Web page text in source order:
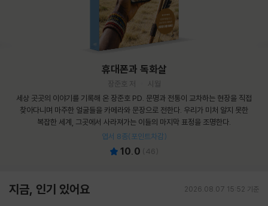
휴대폰과 독화살
장준호 저
시월
세상 곳곳의 이야기를 기록해 온 장준호 PD. 문명과 전통이 교차하는 현장을 직접
찾아다니며 마주한 얼굴들을 카메라와 문장으로 전한다. 우리가 미처 알지 못한
복잡한 세계, 그곳에서 사라져가는 이들의 마지막 표정을 조명한다.
엽서 8종(포인트차감)
10.0 (46)
지금, 인기 있어요 2026.08.07 15:52 기준